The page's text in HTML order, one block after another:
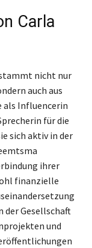
Carla
nicht nur
auch aus
als Influencerin
für die
sich aktiv in der
ihrer
finanzielle
der Gesellschaft
und